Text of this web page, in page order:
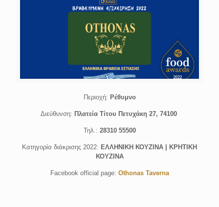
Περιοχή: Ρέθυμνο
Διεύθυνση: Πλατεία Τίτου Πετυχάκη 27, 74100
Τηλ.: 28310 55500
Κατηγορία διάκρισης 2022: ΕΛΛΗΝΙΚΗ ΚΟΥΖΙΝΑ | ΚΡΗΤΙΚΗ
ΚΟΥΖΙΝΑ
Facebook official page: Othonas Taverna